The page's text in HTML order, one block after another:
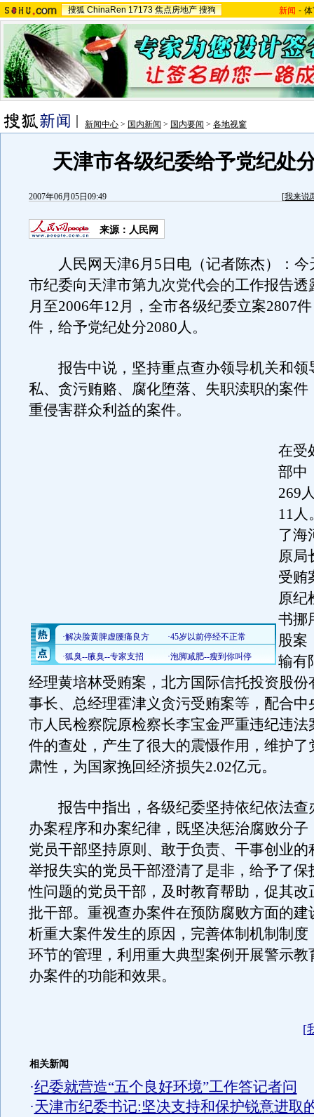
搜狐 ChinaRen 17173 焦点房地产 搜狗 新闻 -
新闻中心 > 国内新闻 > 国内要闻 > 各地视窗
天津市各级纪委给予党纪处
2007年06月05日09:49 [我来说
来源：人民网
人民网天津6月5日电（记者陈杰）：今
市纪委向天津市第九次党代会的工作报告透
月至2006年12月，全市各级纪委立案2807
件，给予党纪处分2080人。
报告中说，坚持重点查办领导机关和领
私、贪污贿赂、腐化堕落、失职渎职的案件
重侵害群众利益的案件。
在受
部中
269
11人
了海
原局
受贿
原纪
书挪
股案
输有
经理黄培林受贿案，北方国际信托投资股份
事长、总经理霍津义贪污受贿案等，配合中
市人民检察院原检察长李宝金严重违纪违法
件的查处，产生了很大的震慑作用，维护了
肃性，为国家挽回经济损失2.02亿元。
报告中指出，各级纪委坚持依纪依法查
办案程序和办案纪律，既坚决惩治腐败分子
党员干部坚持原则、敢于负责、干事创业的
举报失实的党员干部澄清了是非，给予了保
性问题的党员干部，及时教育帮助，促其改
批干部。重视查办案件在预防腐败方面的建
析重大案件发生的原因，完善体制机制制度
环节的管理，利用重大典型案例开展警示教
办案件的功能和效果。
[
相关新闻
·纪委就营造“五个良好环境”工作答记者问
·天津市纪委书记:坚决支持和保护锐意进取